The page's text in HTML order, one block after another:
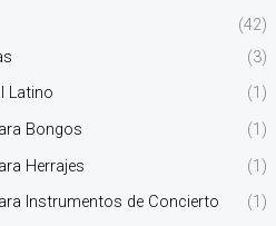
(42)
(3)
Latino
(1)
Bongos
(1)
Herrajes
(1)
Instrumentos de Concierto
(1)